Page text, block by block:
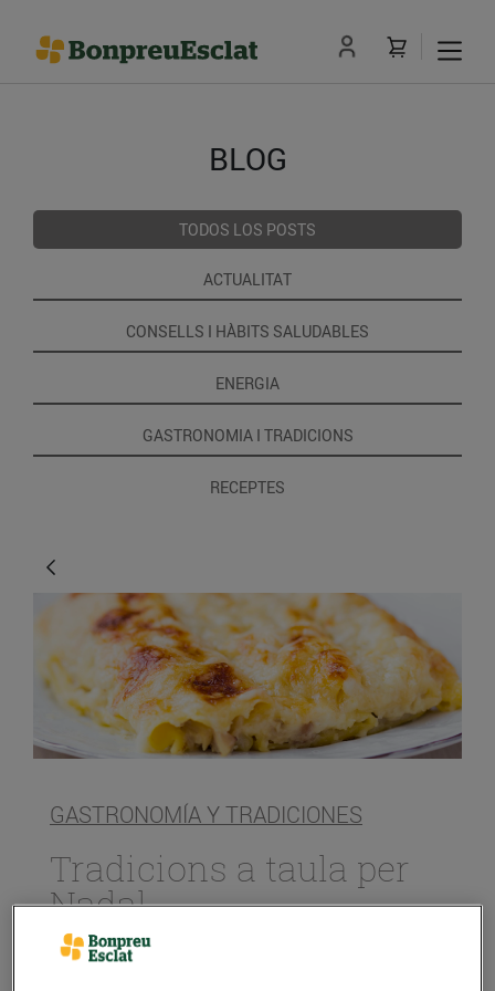
BLOG
TODOS LOS POSTS
ACTUALITAT
CONSELLS I HÀBITS SALUDABLES
ENERGIA
GASTRONOMIA I TRADICIONS
RECEPTES
GASTRONOMÍA Y TRADICIONES
Tradicions a taula per
Nadal
20/diciembre/2019